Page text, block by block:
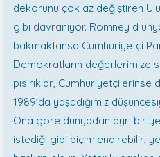
dekorunu çok az değiştiren
gibi davranıyor. Romney d
bakmaktansa Cumhuriyetçi
Demokratların değerlerimize
pısırıklar,
1989'da yaşadığımız
Ona göre dünyadan ayrı bir
istediği gibi biçimlendirebilir,